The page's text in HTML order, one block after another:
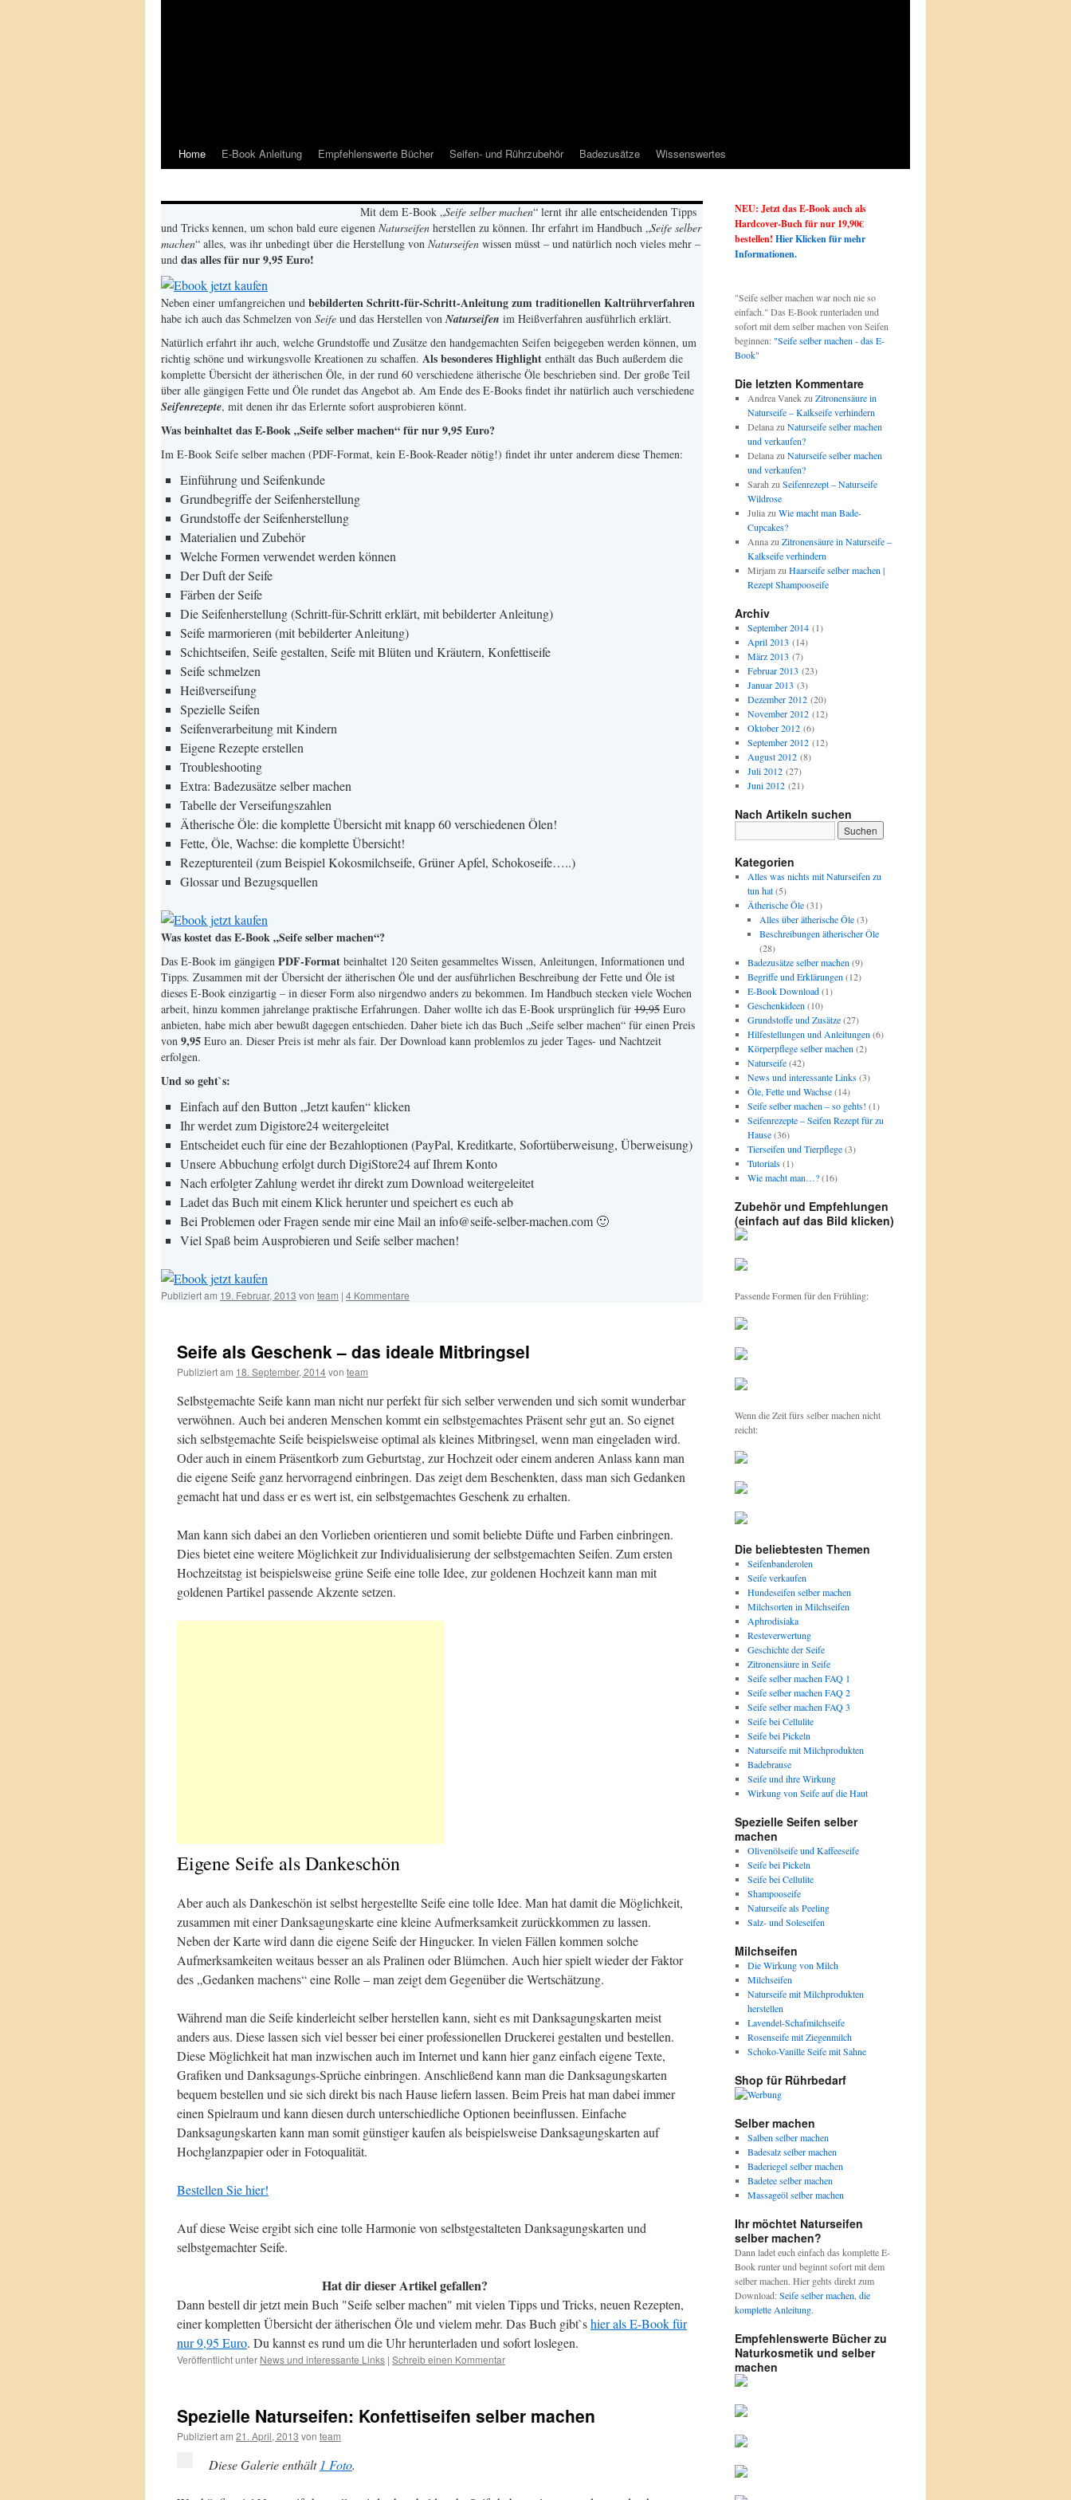
Home E-Book Anleitung Empfehlenswerte Bücher Seifen- und Rührzubehör Badezusätze Wissenswertes
Mit dem E-Book „Seife selber machen“ lernt ihr alle entscheidenden Tipps
und Tricks kennen, um schon bald eure eigenen Naturseifen herstellen zu können. Ihr erfahrt im Handbuch „Seife selber
machen“ alles, was ihr unbedingt über die Herstellung von Naturseifen wissen müsst – und natürlich noch vieles mehr –
und das alles für nur 9,95 Euro!
Neben einer umfangreichen und bebilderten Schritt-für-Schritt-Anleitung zum traditionellen Kaltrührverfahren
habe ich auch das Schmelzen von Seife und das Herstellen vonNaturseifen im Heißverfahren ausführlich erklärt.
Natürlich erfahrt ihr auch, welche Grundstoffe und Zusätze den handgemachten Seifen beigegeben werden können, um
richtig schöne und wirkungsvolle Kreationen zu schaffen. Als besonderes Highlight enthält das Buch außerdem die
komplette Übersicht der ätherischen Öle, in der rund 60 verschiedene ätherische Öle beschrieben sind. Der große Teil
über alle gängigen Fette und Öle rundet das Angebot ab. Am Ende des E-Books findet ihr natürlich auch verschiedene
Seifenrezepte, mit denen ihr das Erlernte sofort ausprobieren könnt.
Was beinhaltet das E-Book „Seife selber machen“ für nur 9,95 Euro?
Im E-Book Seife selber machen (PDF-Format, kein E-Book-Reader nötig!) findet ihr unter anderem diese Themen:
Einführung und Seifenkunde
Grundbegriffe der Seifenherstellung
Grundstoffe der Seifenherstellung
Materialien und Zubehör
Welche Formen verwendet werden können
Der Duft der Seife
Färben der Seife
Die Seifenherstellung (Schritt-für-Schritt erklärt, mit bebilderter Anleitung)
Seife marmorieren (mit bebilderter Anleitung)
Schichtseifen, Seife gestalten, Seife mit Blüten und Kräutern, Konfettiseife
Seife schmelzen
Heißverseifung
Spezielle Seifen
Seifenverarbeitung mit Kindern
Eigene Rezepte erstellen
Troubleshooting
Extra: Badezusätze selber machen
Tabelle der Verseifungszahlen
Ätherische Öle: die komplette Übersicht mit knapp 60 verschiedenen Ölen!
Fette, Öle, Wachse: die komplette Übersicht!
Rezepturenteil (zum Beispiel Kokosmilchseife, Grüner Apfel, Schokoseife…..)
Glossar und Bezugsquellen
Was kostet das E-Book „Seife selber machen“?
Das E-Book im gängigen PDF-Format beinhaltet 120 Seiten gesammeltes Wissen, Anleitungen, Informationen und
Tipps. Zusammen mit der Übersicht der ätherischen Öle und der ausführlichen Beschreibung der Fette und Öle ist
dieses E-Book einzigartig – in dieser Form also nirgendwo anders zu bekommen. Im Handbuch stecken viele Wochen
arbeit, hinzu kommen jahrelange praktische Erfahrungen. Daher wollte ich das E-Book ursprünglich für 19,95 Euro
anbieten, habe mich aber bewußt dagegen entschieden. Daher biete ich das Buch „Seife selber machen“ für einen Preis
von 9,95 Euro an. Dieser Preis ist mehr als fair. Der Download kann problemlos zu jeder Tages- und Nachtzeit
erfolgen.
Und so geht`s:
Einfach auf den Button „Jetzt kaufen“ klicken
Ihr werdet zum Digistore24 weitergeleitet
Entscheidet euch für eine der Bezahloptionen (PayPal, Kreditkarte, Sofortüberweisung, Überweisung)
Unsere Abbuchung erfolgt durch DigiStore24 auf Ihrem Konto
Nach erfolgter Zahlung werdet ihr direkt zum Download weitergeleitet
Ladet das Buch mit einem Klick herunter und speichert es euch ab
Bei Problemen oder Fragen sende mir eine Mail an info@seife-selber-machen.com 🙂
Viel Spaß beim Ausprobieren und Seife selber machen!
Publiziert am 19. Februar, 2013 von team | 4 Kommentare
Seife als Geschenk – das ideale Mitbringsel
Publiziert am 18. September, 2014von team
Selbstgemachte Seife kann man nicht nur perfekt für sich selber verwenden und sich somit wunderbar
verwöhnen. Auch bei anderen Menschen kommt ein selbstgemachtes Präsent sehr gut an. So eignet
sich selbstgemachte Seife beispielsweise optimal als kleines Mitbringsel, wenn man eingeladen wird.
Oder auch in einem Präsentkorb zum Geburtstag, zur Hochzeit oder einem anderen Anlass kann man
die eigene Seife ganz hervorragend einbringen. Das zeigt dem Beschenkten, dass man sich Gedanken
gemacht hat und dass er es wert ist, ein selbstgemachtes Geschenk zu erhalten.
Man kann sich dabei an den Vorlieben orientieren und somit beliebte Düfte und Farben einbringen.
Dies bietet eine weitere Möglichkeit zur Individualisierung der selbstgemachten Seifen. Zum ersten
Hochzeitstag ist beispielsweise grüne Seife eine tolle Idee, zur goldenen Hochzeit kann man mit
goldenen Partikel passende Akzente setzen.
Eigene Seife als Dankeschön
Aber auch als Dankeschön ist selbst hergestellte Seife eine tolle Idee. Man hat damit die Möglichkeit,
zusammen mit einer Danksagungskarte eine kleine Aufmerksamkeit zurückkommen zu lassen.
Neben der Karte wird dann die eigene Seife der Hingucker. In vielen Fällen kommen solche
Aufmerksamkeiten weitaus besser an als Pralinen oder Blümchen. Auch hier spielt wieder der Faktor
des „Gedanken machens“ eine Rolle – man zeigt dem Gegenüber die Wertschätzung.
Während man die Seife kinderleicht selber herstellen kann, sieht es mit Danksagungskarten meist
anders aus. Diese lassen sich viel besser bei einer professionellen Druckerei gestalten und bestellen.
Diese Möglichkeit hat man inzwischen auch im Internet und kann hier ganz einfach eigene Texte,
Grafiken und Danksagungs-Sprüche einbringen. Anschließend kann man die Danksagungskarten
bequem bestellen und sie sich direkt bis nach Hause liefern lassen. Beim Preis hat man dabei immer
einen Spielraum und kann diesen durch unterschiedliche Optionen beeinflussen. Einfache
Danksagungskarten kann man somit günstiger kaufen als beispielsweise Danksagungskarten auf
Hochglanzpapier oder in Fotoqualität.
Bestellen Sie hier!
Auf diese Weise ergibt sich eine tolle Harmonie von selbstgestalteten Danksagungskarten und
selbstgemachter Seife.
Hat dir dieser Artikel gefallen?
Dann bestell dir jetzt mein Buch "Seife selber machen" mit vielen Tipps und Tricks, neuen Rezepten,
einer kompletten Übersicht der ätherischen Öle und vielem mehr. Das Buch gibt`shier als E-Book für
nur 9,95 Euro. Du kannst es rund um die Uhr herunterladen und sofort loslegen.
Veröffentlicht unter News und interessante Links | Schreib einen Kommentar
Spezielle Naturseifen: Konfettiseifen selber machen
Publiziert am 21. April, 2013 von team
Diese Galerie enthält 1 Foto.
NEU: Jetzt das E-Book auch als
Hardcover-Buch für nur 19,90€
bestellen! Hier Klicken für mehr
Informationen.
"Seife selber machen war noch nie so
einfach." Das E-Book runterladen und
sofort mit dem selber machen von Seifen
beginnen: "Seife selber machen - das E-
Book"
Die letzten Kommentare
Andrea Vanekzu Zitronensäure in
Naturseife – Kalkseife verhindern
Delanazu Naturseife selber machen
und verkaufen?
Delanazu Naturseife selber machen
und verkaufen?
Sarah zu Seifenrezept – Naturseife
Wildrose
Juliazu Wie macht man Bade-
Cupcakes?
Annazu Zitronensäure in Naturseife –
Kalkseife verhindern
Mirjamzu Haarseife selber machen |
Rezept Shampooseife
Archiv
September 2014(1)
April 2013 (14)
März 2013 (7)
Februar 2013 (23)
Januar 2013 (3)
Dezember 2012(20)
November 2012(12)
Oktober 2012(6)
September 2012(12)
August 2012(8)
Juli 2012(27)
Juni 2012(21)
Nach Artikeln suchen
Kategorien
Alles was nichts mit Naturseifen zu
tun hat(5)
Ätherische Öle(31)
Alles über ätherische Öle(3)
Beschreibungen ätherischer Öle
(28)
Badezusätze selber machen (9)
Begriffe und Erklärungen (12)
E-Book Download(1)
Geschenkideen (10)
Grundstoffe und Zusätze(27)
Hilfestellungen und Anleitungen (6)
Körperpflege selber machen (2)
Naturseife(42)
News und interessante Links(3)
Öle, Fette und Wachse(14)
Seife selber machen – so gehts! (1)
Seifenrezepte – Seifen Rezept für zu
Hause(36)
Tierseifen und Tierpflege(3)
Tutorials(1)
Wie macht man…?(16)
Zubehör und Empfehlungen
(einfach auf das Bild klicken)
Passende Formen für den Frühling:
Wenn die Zeit fürs selber machen nicht
reicht:
Die beliebtesten Themen
Seifenbanderolen
Seife verkaufen
Hundeseifen selber machen
Milchsorten in Milchseifen
Aphrodisiaka
Resteverwertung
Geschichte der Seife
Zitronensäure in Seife
Seife selber machen FAQ 1
Seife selber machen FAQ 2
Seife selber machen FAQ 3
Seife bei Cellulite
Seife bei Pickeln
Naturseife mit Milchprodukten
Badebrause
Seife und ihre Wirkung
Wirkung von Seife auf die Haut
Spezielle Seifen selber
machen
Olivenölseife und Kaffeeseife
Seife bei Pickeln
Seife bei Cellulite
Shampooseife
Naturseife als Peeling
Salz- und Soleseifen
Milchseifen
Die Wirkung von Milch
Milchseifen
Naturseife mit Milchprodukten
herstellen
Lavendel-Schafmilchseife
Rosenseife mit Ziegenmilch
Schoko-Vanille Seife mit Sahne
Shop für Rührbedarf
Selber machen
Salben selber machen
Badesalz selber machen
Baderiegel selber machen
Badetee selber machen
Massageöl selber machen
Ihr möchtet Naturseifen
selber machen?
Dann ladet euch einfach das komplette E-
Book runter und beginnt sofort mit dem
selber machen. Hier gehts direkt zum
Download:Seife selber machen, die
komplette Anleitung.
Empfehlenswerte Bücher zu
Naturkosmetik und selber
machen